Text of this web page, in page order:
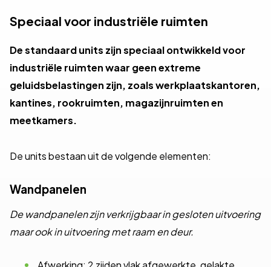
Speciaal voor industriële ruimten
De standaard units zijn speciaal ontwikkeld voor
industriële ruimten waar geen extreme
geluidsbelastingen zijn, zoals werkplaatskantoren,
kantines, rookruimten, magazijnruimten en
meetkamers.
De units bestaan uit de volgende elementen:
Wandpanelen
De wandpanelen zijn verkrijgbaar in gesloten uitvoering
maar ook in uitvoering met raam en deur.